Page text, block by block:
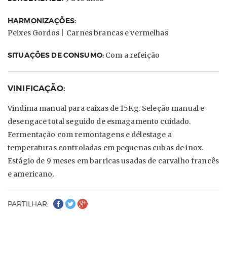
HARMONIZAÇÕES:
Peixes Gordos |
Carnes brancas e vermelhas
SITUAÇÕES DE CONSUMO: Com a refeição
VINIFICAÇÃO:
Vindima manual para caixas de 15Kg. Seleção manual e
desengace total seguido de esmagamento cuidado.
Fermentação com remontagens e délestage a
temperaturas controladas em pequenas cubas de inox.
Estágio de 9 meses em barricas usadas de carvalho francês
e americano.
PARTILHAR: